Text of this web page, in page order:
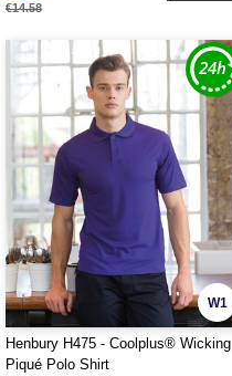
€14.58
W1
Henbury H475 - Coolplus® Wicking
Piqué Polo Shirt